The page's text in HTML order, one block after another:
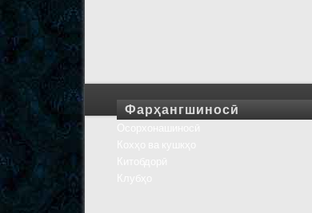
Фарҳангшиносӣ